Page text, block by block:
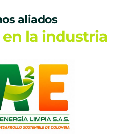
aliados
la industria